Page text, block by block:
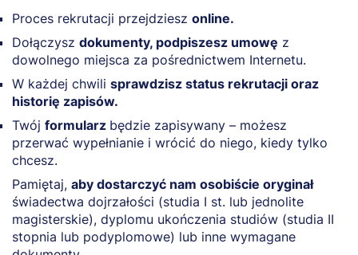
Proces rekrutacji przejdziesz online.
Dołączysz dokumenty, podpiszesz umowę z
dowolnego miejsca za pośrednictwem Internetu.
W każdej chwili sprawdzisz status rekrutacji oraz
historię zapisów.
Twój formularz będzie zapisywany – możesz
przerwać wypełnianie i wrócić do niego, kiedy tylko
chcesz.
Pamiętaj, aby dostarczyć nam osobiście oryginał
świadectwa dojrzałości (studia I st. lub jednolite
magisterskie), dyplomu ukończenia studiów (studia II
stopnia lub podyplomowe) lub inne wymagane